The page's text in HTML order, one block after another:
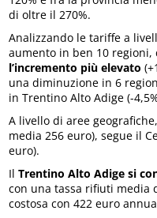
di oltre il 270%.
Analizzando le tariffe a
aumento in ben 10 regioni,
l’incremento più elevato
una diminuzione in 6
in Trentino Alto Adige (-
A livello di aree geografiche,
media 256 euro), segue il
euro).
IlTrentino Alto Adige si
con una tassa rifiuti media
costosa con 422 euro